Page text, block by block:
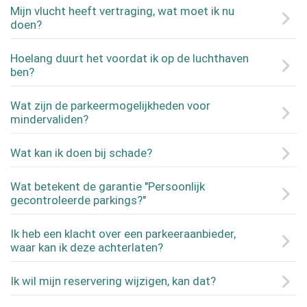
Mijn vlucht heeft vertraging, wat moet ik nu
doen?
Hoelang duurt het voordat ik op de luchthaven
ben?
Wat zijn de parkeermogelijkheden voor
mindervaliden?
Wat kan ik doen bij schade?
Wat betekent de garantie "Persoonlijk
gecontroleerde parkings?"
Ik heb een klacht over een parkeeraanbieder,
waar kan ik deze achterlaten?
Ik wil mijn reservering wijzigen, kan dat?